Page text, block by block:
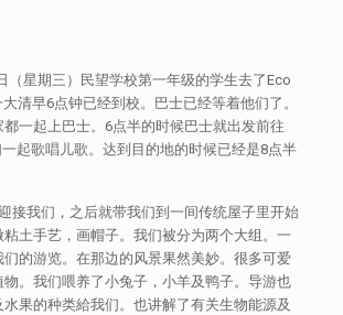
（星期三）民望学校第一年级的学生去了Eco
清早6点钟已经到校。巴士已经等着他们了。
一起上巴士。6点半的时候巴士就出发前往
起歌唱儿歌。达到目的地的时候已经是8点半
接我们，之后就带我们到一间传统屋子里开始
土手艺，画帽子。我们被分为两个大组。一
们的游览。在那边的风景果然美妙。很多可爱
物。我们喂养了小兔子，小羊及鸭子。导游也
果的种类給我们。也讲解了有关生物能源及